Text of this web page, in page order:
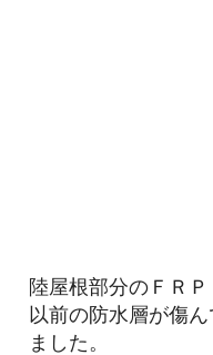
陸屋根部分のＦＲ
以前の防水層が傷
ました。